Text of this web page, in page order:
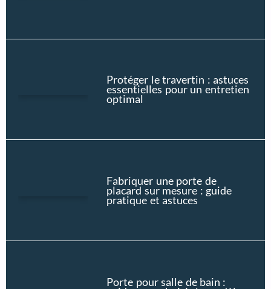
Protéger le travertin : astuces
essentielles pour un entretien
optimal
Fabriquer une porte de
placard sur mesure : guide
pratique et astuces
Porte pour salle de bain :